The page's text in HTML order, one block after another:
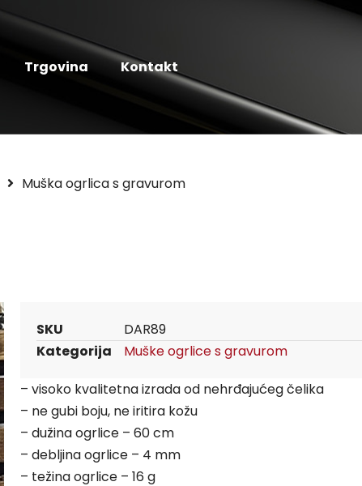
Trgovina Kontakt
Muška ogrlica s gravurom
SKU DAR89
Kategorija Muške ogrlice s gravurom
– visoko kvalitetna izrada od nehrđajućeg čelika
– ne gubi boju, ne iritira kožu
– dužina ogrlice – 60 cm
– debljina ogrlice – 4 mm
– težina ogrlice – 16 g